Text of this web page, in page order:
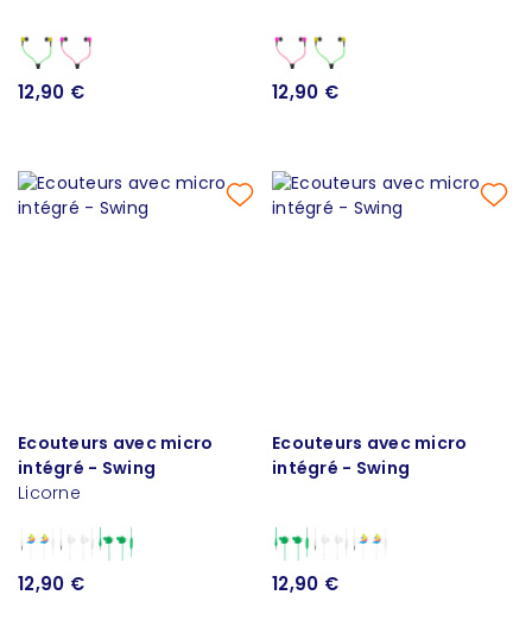
12,90 € 12,90 €
Ecouteurs avec micro
intégré - Swing
Licorne
12,90 €
Ecouteurs avec micro
intégré - Swing
12,90 €